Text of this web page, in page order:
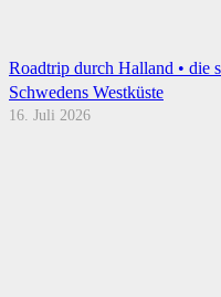
Roadtrip durch Halland • die
Schwedens Westküste
16. Juli 2026